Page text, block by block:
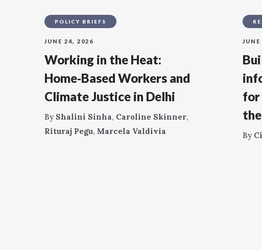
POLICY BRIEFS
JUNE 24, 2026
Working in the Heat:
Home‑Based Workers and
Climate Justice in Delhi
By Shalini Sinha, Caroline Skinner,
Rituraj Pegu, Marcela Valdivia
for
By